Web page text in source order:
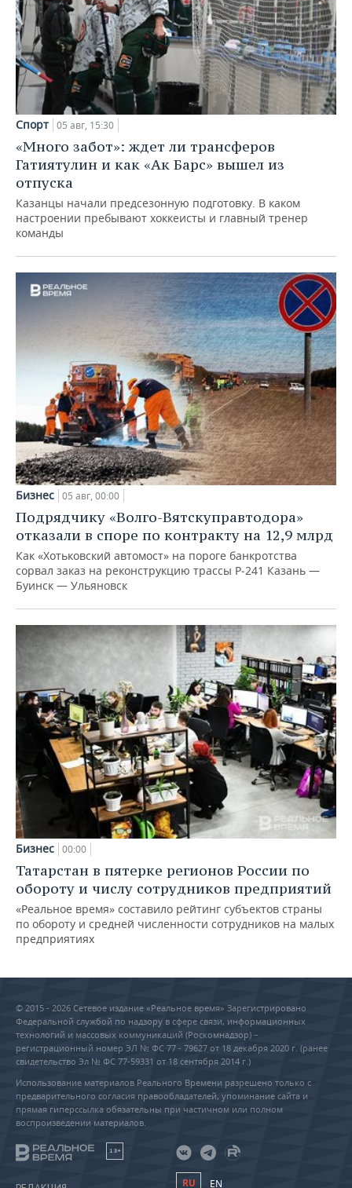
Спорт 05 авг, 15:30
«Много забот»: ждет ли трансферов
Гатиятулин и как «Ак Барс» вышел из
отпуска
Казанцы начали предсезонную подготовку. В каком
настроении пребывают хоккеисты и главный тренер
команды
Бизнес 05 авг, 00:00
Подрядчику «Волго-Вятскуправтодора»
отказали в споре по контракту на 12,9 млрд
Как «Хотьковский автомост» на пороге банкротства
сорвал заказ на реконструкцию трассы Р‑241 Казань —
Буинск — Ульяновск
Бизнес 00:00
Татарстан в пятерке регионов России по
обороту и числу сотрудников предприятий
«Реальное время» составило рейтинг субъектов страны
по обороту и средней численности сотрудников на малых
предприятиях
© 2015 - 2026 Сетевое издание «Реальное время» Зарегистрировано
Федеральной службой по надзору в сфере связи, информационных
технологий и массовых коммуникаций (Роскомнадзор) –
регистрационный номер ЭЛ № ФС 77 - 79627 от 18 декабря 2020 г. (ранее
свидетельство Эл № ФС 77-59331 от 18 сентября 2014 г.)
Использование материалов Реального Времени разрешено только с
предварительного согласия правообладателей, упоминание сайта и
прямая гиперссылка обязательны при частичном или полном
воспроизведении материалов.
18+
RU EN